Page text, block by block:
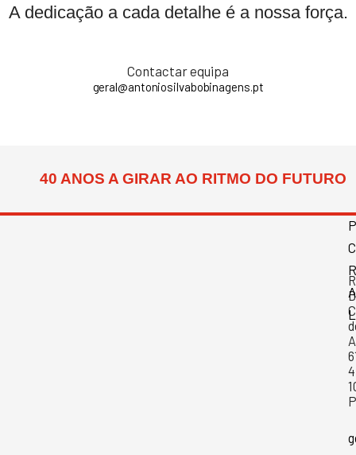
A dedicação a cada detalhe é a nossa força.
Contactar equipa
geral@antoniosilvabobinagens.pt
40 ANOS A GIRAR AO RITMO DO FUTURO